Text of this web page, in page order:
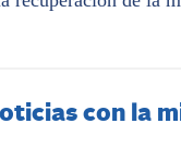
con la